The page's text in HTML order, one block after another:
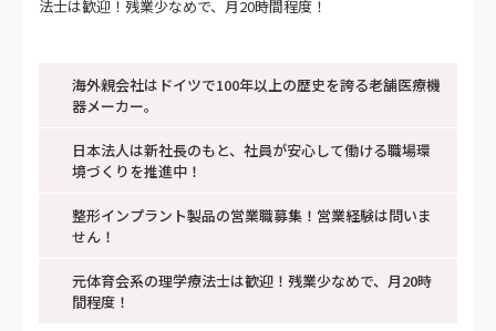
海外親会社はドイツで100年以上の歴史を誇る老舗医療機
器メーカー。
日本法人は新社長のもと、社員が安心して働ける職場環
境づくりを推進中！
整形インプラント製品の営業職募集！営業経験は問いま
せん！
元体育会系の理学療法士は歓迎！残業少なめで、月20時
間程度！